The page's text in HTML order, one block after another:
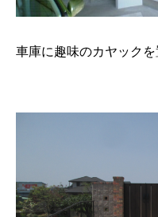
車庫に趣味のカヤックを